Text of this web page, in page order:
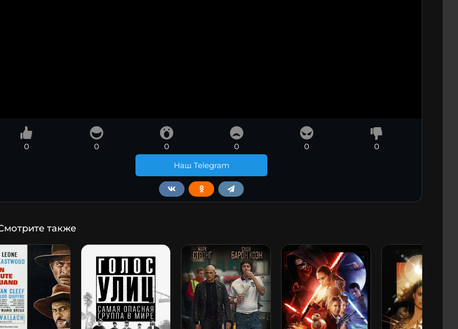
0 0 0 0 0
0
Наш Telegram
также